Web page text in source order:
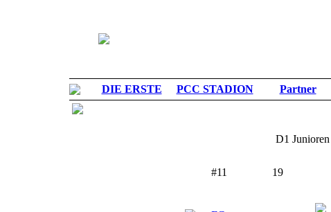
DIE ERSTE PCC STADION Partner
D1 Junioren
19
#11